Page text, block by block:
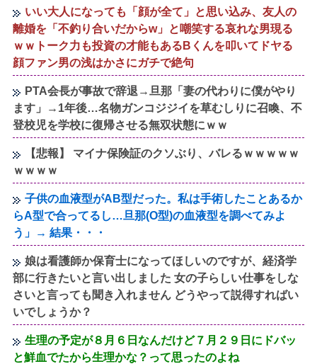
いい大人になっても「顔が全て」と思い込み、友人の
離婚を「不釣り合いだからw」と嘲笑する哀れな男現る
ｗｗトーク力も投資の才能もあるBくんを叩いてドヤる
顔ファン男の浅はかさにガチで絶句
PTA会長が事故で辞退→旦那「妻の代わりに僕がやり
ます」→1年後…名物ガンコジジイを草むしりに召喚、不
登校児を学校に復帰させる無双状態にｗｗ
【悲報】 マイナ保険証のクソぶり、バレるｗｗｗｗｗ
ｗｗｗｗ
子供の血液型がAB型だった。私は手術したことあるか
らA型で合ってるし…旦那(O型)の血液型を調べてみよ
う」→ 結果・・・
娘は看護師か保育士になってほしいのですが、経済学
部に行きたいと言い出しました 女の子らしい仕事をしな
さいと言っても聞き入れません どうやって説得すればい
いでしょうか？
生理の予定が８月６日なんだけど７月２９日にドバッ
と鮮血でたから生理かな？って思ったのよね